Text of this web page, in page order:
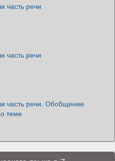
часть речи
часть речи
часть речи. Обобщение
теме